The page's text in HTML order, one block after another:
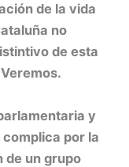
de la vida
no
de esta
y
por la
de un grupo